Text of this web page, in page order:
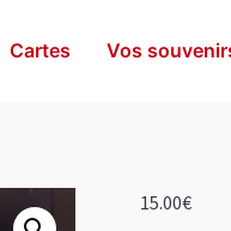
Cartes Vos
15.00€